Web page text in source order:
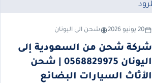
20 يونيو 2026 شحن الى اليونان
شركة شحن من السعودية إلى
اليونان 0568829975 | شحن
الأثاث السيارات البضائع